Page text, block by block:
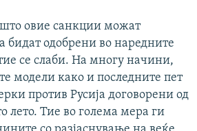
овие санкции можат
бидат одобрени во наредните
се слаби. На многу начини,
модели како и последните пет
против Русија договорени од
лето. Тие во голема мера ги